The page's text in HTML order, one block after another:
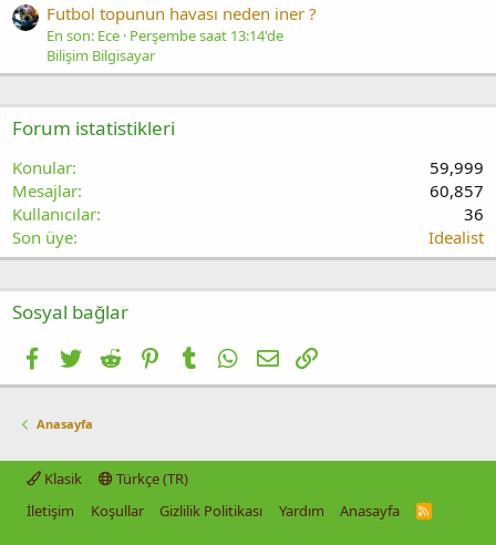
Futbol topunun havası neden iner ?
En son: Ece Perşembe saat 13:14'de
Bilişim Bilgisayar
Forum istatistikleri
Konular
59,999
Mesajlar
60,857
Kullanıcılar
36
Son üye
Idealist
Sosyal bağlar
Facebook
TwitterReddit PinterestTumblr WhatsApp
E-postaLink
Anasayfa
Klasik
Türkçe (TR)
İletişim
Koşullar Gizlilik Politikası Yardım Anasayfa
R